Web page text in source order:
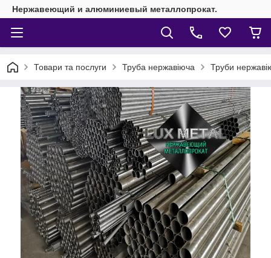
Нержавеющий и алюминиевый металлопрокат.
Товари та послуги Труба нержавіюча Труби